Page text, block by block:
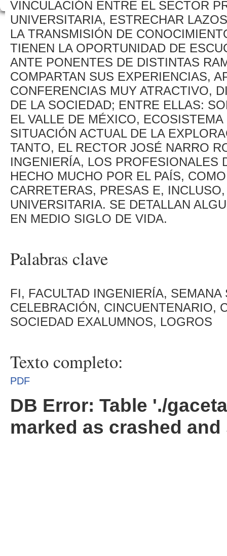
VINCULACIÓN ENTRE EL SECTOR
UNIVERSITARIA, ESTRECHAR
LA TRANSMISIÓN DE
TIENEN LA OPORTUNIDAD DE
ANTE PONENTES DE DISTINTAS
COMPARTAN SUS EXPERIENCIAS,
CONFERENCIAS MUY ATRACTIVO,
DE LA SOCIEDAD; ENTRE ELLAS:
EL VALLE DE MÉXICO,
SITUACIÓN ACTUAL DE LA
TANTO, EL RECTOR JOSÉ NARRO
INGENIERÍA, LOS PROFESIONALES
HECHO MUCHO POR EL PAÍS,
CARRETERAS, PRESAS E,
UNIVERSITARIA. SE DETALLAN
EN MEDIO SIGLO DE VIDA.
Palabras clave
FI, FACULTAD INGENIERÍA,
CELEBRACIÓN, CINCUENTENARIO,
SOCIEDAD EXALUMNOS, LOGROS
Texto completo:
PDF
DB Error: Table './
marked as crashed